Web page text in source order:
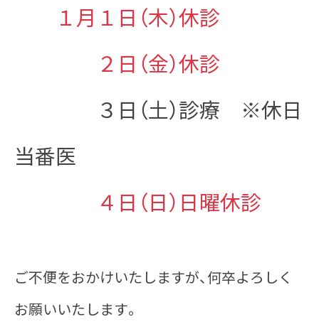
１月１日（木）休診
２日（金）休診
３日（土）診療 ※休日
当番医
４日（日）日曜休診
ご不便をおかけいたしますが、何卒よろしく
お願いいたします。